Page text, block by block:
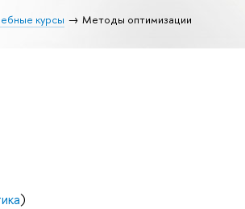
курсы Методы оптимизации
)